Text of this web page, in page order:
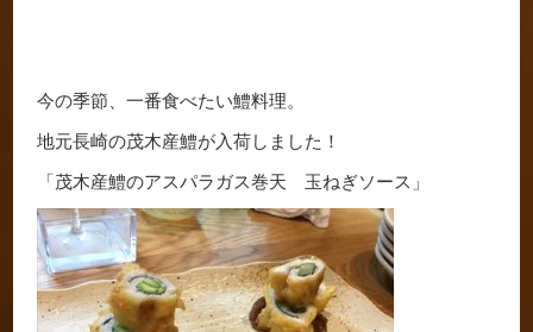
今の季節、一番食べたい鱧料理。
地元長崎の茂木産鱧が入荷しました！
「茂木産鱧のアスパラガス巻天 玉ねぎソース」